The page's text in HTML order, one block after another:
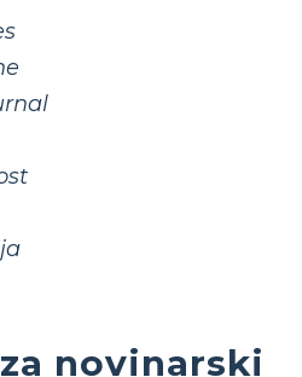
novinarski